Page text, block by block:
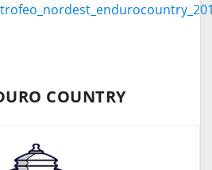
COUNTRY